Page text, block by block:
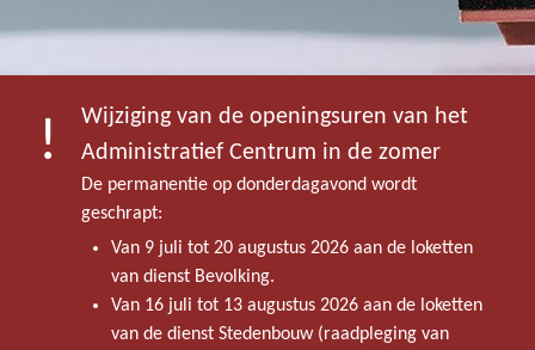
Wijziging van de openingsuren van het
Administratief Centrum in de zomer
De permanentie op donderdagavond wordt
geschrapt:
Van 9 juli tot 20 augustus 2026 aan de loketten
van dienst Bevolking.
Van 16 juli tot 13 augustus 2026 aan de loketten
van de dienst Stedenbouw (raadpleging van